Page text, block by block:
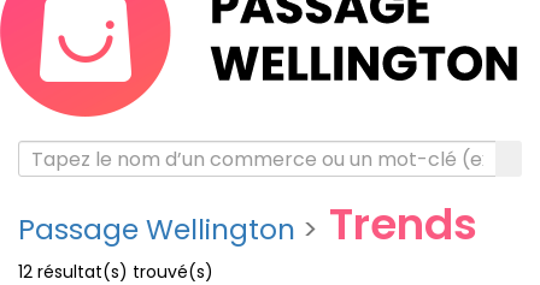
Passage Wellington > Trends
12 résultat(s) trouvé(s)